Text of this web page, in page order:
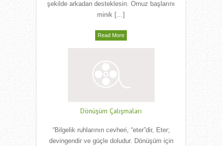
şekilde arkadan desteklesin. Omuz başlarını
minik […]
Read More
Dönüşüm Çalışmaları
“Bilgelik ruhlarının cevheri, “eter”dir, Eter;
devingendir ve güçle doludur. Dönüşüm için